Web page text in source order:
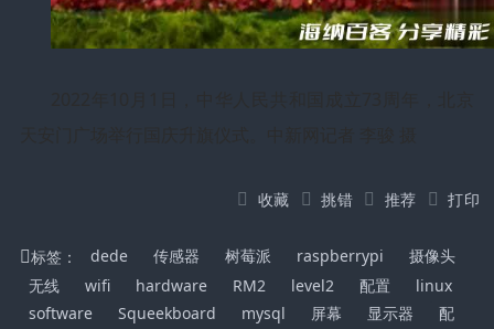
收藏 挑错 推荐 打印
标签： dede 传感器 树莓派 raspberrypi
摄像头
无线
wifi hardware RM2 level2 配置
linux
software
Squeekboard mysql 屏幕 显示器
配